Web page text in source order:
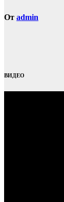
От admin
ВИДЕО